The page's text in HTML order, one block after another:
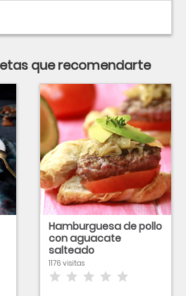
que recomendarte
Hamburguesa de pollo
con aguacate
salteado
1176 visitas